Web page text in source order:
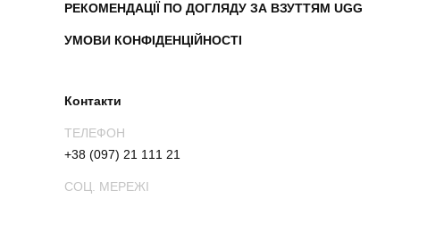
РЕКОМЕНДАЦІЇ ПО ДОГЛЯДУ ЗА ВЗУТТЯМ UGG
УМОВИ КОНФІДЕНЦІЙНОСТІ
Контакти
ТЕЛЕФОН
+38 (097) 21 111 21
СОЦ. МЕРЕЖІ